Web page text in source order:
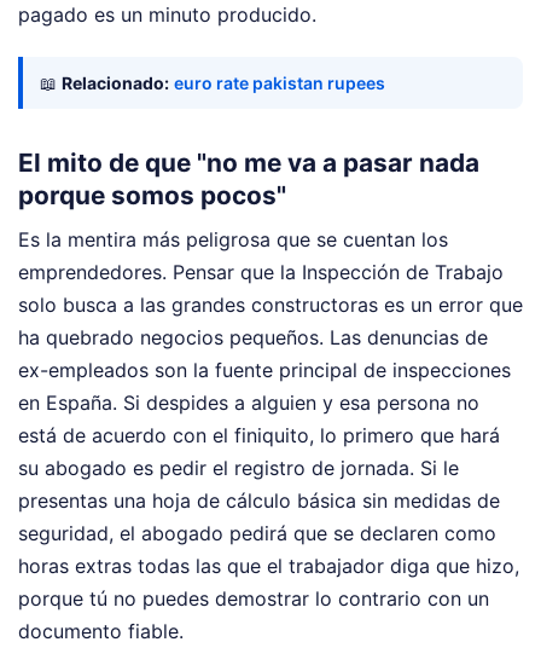
pagado es un minuto producido.
📖 Relacionado: euro rate pakistan rupees
El mito de que "no me va a pasar nada
porque somos pocos"
Es la mentira más peligrosa que se cuentan los
emprendedores. Pensar que la Inspección de Trabajo
solo busca a las grandes constructoras es un error que
ha quebrado negocios pequeños. Las denuncias de
ex-empleados son la fuente principal de inspecciones
en España. Si despides a alguien y esa persona no
está de acuerdo con el finiquito, lo primero que hará
su abogado es pedir el registro de jornada. Si le
presentas una hoja de cálculo básica sin medidas de
seguridad, el abogado pedirá que se declaren como
horas extras todas las que el trabajador diga que hizo,
porque tú no puedes demostrar lo contrario con un
documento fiable.